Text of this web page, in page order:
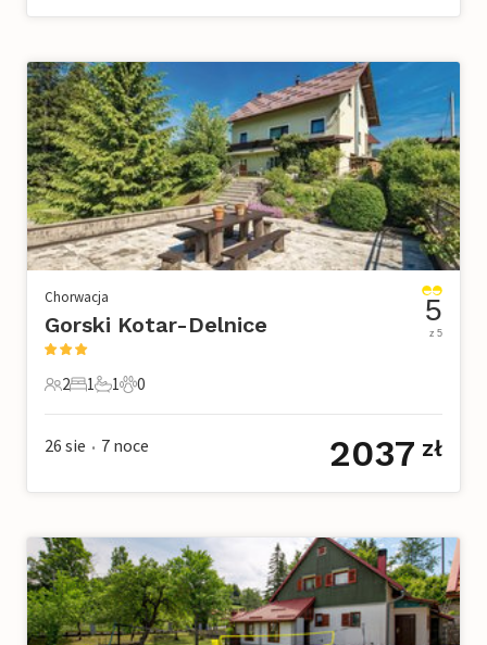
Chorwacja
Gorski Kotar-Delnice
2 Goście
2
1 Sypialnia
1
1 Łazienka
1
0 Zwierzęta domowe
0
5
z 5
26 sie • 7 noce 2037 zł